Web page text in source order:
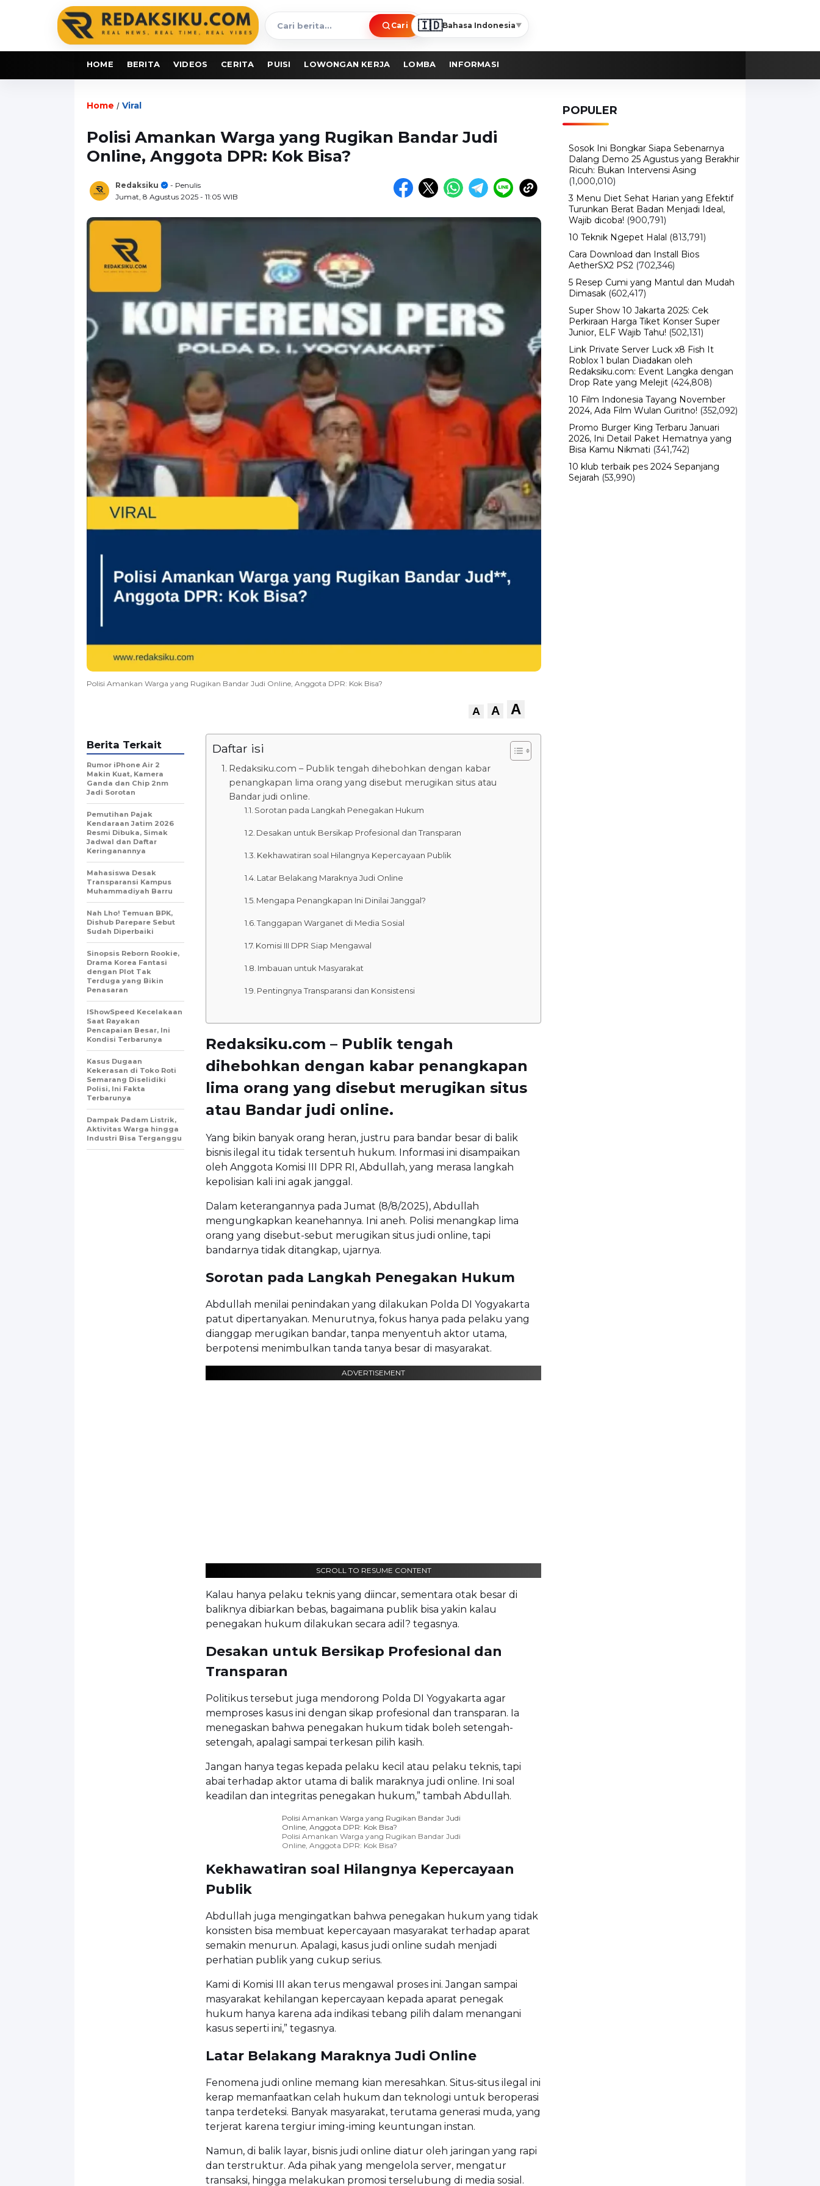
Cari
berita
Cari 🇮🇩Bahasa Indonesia▼
HOME BERITA VIDEOS CERITA PUISI LOWONGAN KERJA LOMBA INFORMASI
Home / Viral
Polisi Amankan Warga yang Rugikan Bandar Judi
Online, Anggota DPR: Kok Bisa?
Redaksiku
- Penulis
Jumat, 8 Agustus 2025 - 11:05 WIB
Polisi Amankan Warga yang Rugikan Bandar Judi Online, Anggota DPR: Kok Bisa?
A A A
Daftar isi
Redaksiku.com – Publik tengah dihebohkan dengan kabar
penangkapan lima orang yang disebut merugikan situs atau
Bandar judi online.
Sorotan pada Langkah Penegakan Hukum
Desakan untuk Bersikap Profesional dan Transparan
Kekhawatiran soal Hilangnya Kepercayaan Publik
Latar Belakang Maraknya Judi Online
Mengapa Penangkapan Ini Dinilai Janggal?
Tanggapan Warganet di Media Sosial
Komisi III DPR Siap Mengawal
Imbauan untuk Masyarakat
Pentingnya Transparansi dan Konsistensi
Redaksiku.com – Publik tengah
dihebohkan dengan kabar penangkapan
lima orang yang disebut merugikan situs
atau Bandar judi online.
Yang bikin banyak orang heran, justru para bandar besar di balik
bisnis ilegal itu tidak tersentuh hukum. Informasi ini disampaikan
oleh Anggota Komisi III DPR RI, Abdullah, yang merasa langkah
kepolisian kali ini agak janggal.
Dalam keterangannya pada Jumat (8/8/2025), Abdullah
mengungkapkan keanehannya. Ini aneh. Polisi menangkap lima
orang yang disebut-sebut merugikan situs judi online, tapi
bandarnya tidak ditangkap, ujarnya.
Sorotan pada Langkah Penegakan Hukum
Abdullah menilai penindakan yang dilakukan Polda DI Yogyakarta
patut dipertanyakan. Menurutnya, fokus hanya pada pelaku yang
dianggap merugikan bandar, tanpa menyentuh aktor utama,
berpotensi menimbulkan tanda tanya besar di masyarakat.
ADVERTISEMENT
SCROLL TO RESUME CONTENT
Kalau hanya pelaku teknis yang diincar, sementara otak besar di
baliknya dibiarkan bebas, bagaimana publik bisa yakin kalau
penegakan hukum dilakukan secara adil? tegasnya.
Desakan untuk Bersikap Profesional dan
Transparan
Politikus tersebut juga mendorong Polda DI Yogyakarta agar
memproses kasus ini dengan sikap profesional dan transparan. Ia
menegaskan bahwa penegakan hukum tidak boleh setengah-
setengah, apalagi sampai terkesan pilih kasih.
Jangan hanya tegas kepada pelaku kecil atau pelaku teknis, tapi
abai terhadap aktor utama di balik maraknya judi online. Ini soal
keadilan dan integritas penegakan hukum,” tambah Abdullah.
Polisi Amankan Warga yang Rugikan Bandar Judi
Online, Anggota DPR: Kok Bisa?
Polisi Amankan Warga yang Rugikan Bandar Judi
Online, Anggota DPR: Kok Bisa?
Kekhawatiran soal Hilangnya Kepercayaan
Publik
Abdullah juga mengingatkan bahwa penegakan hukum yang tidak
konsisten bisa membuat kepercayaan masyarakat terhadap aparat
semakin menurun. Apalagi, kasus judi online sudah menjadi
perhatian publik yang cukup serius.
Kami di Komisi III akan terus mengawal proses ini. Jangan sampai
masyarakat kehilangan kepercayaan kepada aparat penegak
hukum hanya karena ada indikasi tebang pilih dalam menangani
kasus seperti ini,” tegasnya.
Latar Belakang Maraknya Judi Online
Fenomena judi online memang kian meresahkan. Situs-situs ilegal ini
kerap memanfaatkan celah hukum dan teknologi untuk beroperasi
tanpa terdeteksi. Banyak masyarakat, terutama generasi muda, yang
terjerat karena tergiur iming-iming keuntungan instan.
Namun, di balik layar, bisnis judi online diatur oleh jaringan yang rapi
dan terstruktur. Ada pihak yang mengelola server, mengatur
transaksi, hingga melakukan promosi terselubung di media sosial.
Berita Terkait
Rumor iPhone Air 2
Makin Kuat, Kamera
Ganda dan Chip 2nm
Jadi Sorotan
Pemutihan Pajak
Kendaraan Jatim 2026
Resmi Dibuka, Simak
Jadwal dan Daftar
Keringanannya
Mahasiswa Desak
Transparansi Kampus
Muhammadiyah Barru
Nah Lho! Temuan BPK,
Dishub Parepare Sebut
Sudah Diperbaiki
Sinopsis Reborn Rookie,
Drama Korea Fantasi
dengan Plot Tak
Terduga yang Bikin
Penasaran
IShowSpeed Kecelakaan
Saat Rayakan
Pencapaian Besar, Ini
Kondisi Terbarunya
Kasus Dugaan
Kekerasan di Toko Roti
Semarang Diselidiki
Polisi, Ini Fakta
Terbarunya
Dampak Padam Listrik,
Aktivitas Warga hingga
Industri Bisa Terganggu
Ricuh: Bukan Intervensi Asing
(1,000,010)
3 Menu Diet Sehat Harian yang Efektif
Wajib dicoba! (900,791)
10 Teknik Ngepet Halal
Cara Download dan Install Bios
5 Resep Cumi yang Mantul dan Mudah
Super Show 10 Jakarta 2025: Cek
Junior, ELF Wajib Tahu! (502,131)
Link Private Server Luck x8 Fish It
Redaksiku.com: Event Langka dengan
Drop Rate yang Melejit (424,808)
10 Film Indonesia Tayang November
Promo Burger King Terbaru Januari
Bisa Kamu Nikmati
(341,742)
10 klub terbaik pes 2024 Sepanjang